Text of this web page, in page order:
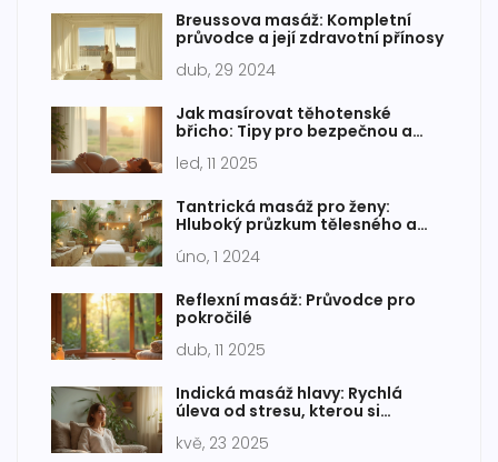
Breussova masáž: Kompletní
průvodce a její zdravotní přínosy
dub, 29 2024
Jak masírovat těhotenské
břicho: Tipy pro bezpečnou a
led, 11 2025
Tantrická masáž pro ženy:
Hluboký průzkum tělesného a
úno, 1 2024
Reflexní masáž: Průvodce pro
pokročilé
dub, 11 2025
Indická masáž hlavy: Rychlá
úleva od stresu, kterou si
kvě, 23 2025